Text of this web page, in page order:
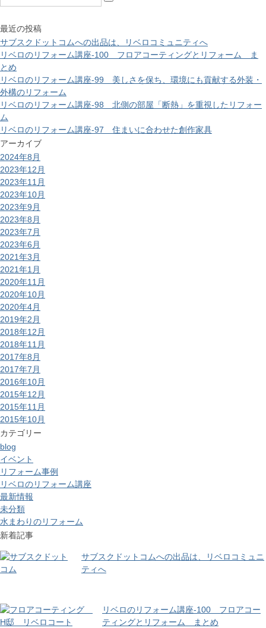
最近の投稿
サブスクドットコムへの出品は、リベロコミュニティへ
リベロのリフォーム講座-100 フロアコーティングとリフォーム ま
とめ
リベロのリフォーム講座-99 美しさを保ち、環境にも貢献する外装・
外構のリフォーム
リベロのリフォーム講座-98 北側の部屋「断熱」を重視したリフォー
ム
リベロのリフォーム講座-97 住まいに合わせた創作家具
アーカイブ
2024年8月
2023年12月
2023年11月
2023年10月
2023年9月
2023年8月
2023年7月
2023年6月
2021年3月
2021年1月
2020年11月
2020年10月
2020年4月
2019年2月
2018年12月
2018年11月
2017年8月
2017年7月
2016年10月
2015年12月
2015年11月
2015年10月
カテゴリー
blog
イベント
リフォーム事例
リベロのリフォーム講座
最新情報
未分類
水まわりのリフォーム
新着記事
サブスクドットコムへの出品は、リベロコミュニ
ティへ
リベロのリフォーム講座-100 フロアコー
ティングとリフォーム まとめ